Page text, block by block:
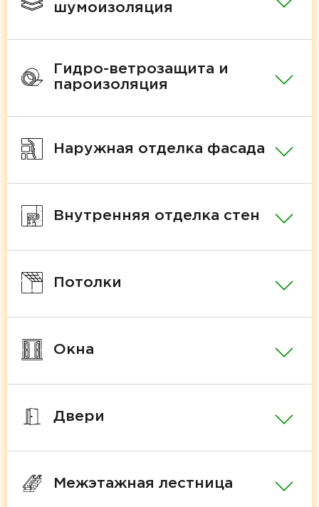
шумоизоляция
Гидро-ветрозащита и
пароизоляция
Наружная отделка фасада
Внутренняя отделка стен
Потолки
Окна
Двери
Межэтажная лестница